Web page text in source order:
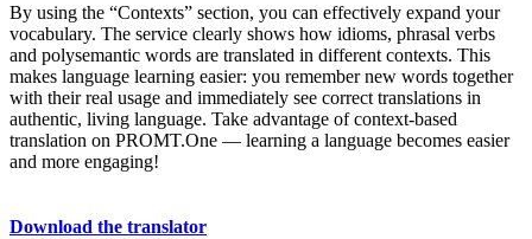
By using the “Contexts” section, you can effectively expand your
vocabulary. The service clearly shows how idioms, phrasal verbs
and polysemantic words are translated in different contexts. This
makes language learning easier: you remember new words together
with their real usage and immediately see correct translations in
authentic, living language. Take advantage of context-based
translation on PROMT.One — learning a language becomes easier
and more engaging!
Download the translator